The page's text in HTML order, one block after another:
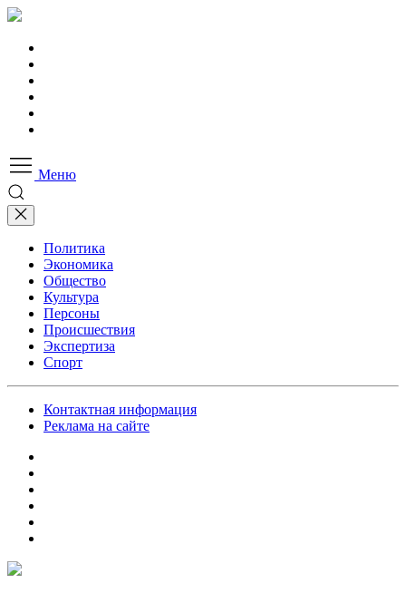
Меню
Политика
Экономика
Общество
Культура
Персоны
Происшествия
Экспертиза
Спорт
Контактная информация
Реклама на сайте